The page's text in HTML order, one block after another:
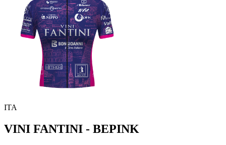
ITA
VINI FANTINI - BEPINK